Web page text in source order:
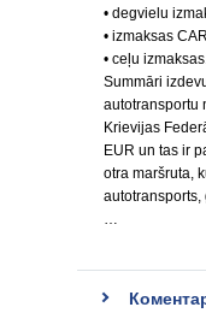
• degvielu
• izmaksas
• ceļu
Summāri
autotransportu
Krievijas
EUR un tas ir
otra maršruta,
autotransports,
…